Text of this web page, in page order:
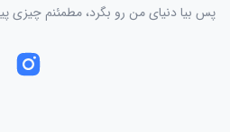
پس بیا دنیای من رو بگرد، مطمئنم چیزی